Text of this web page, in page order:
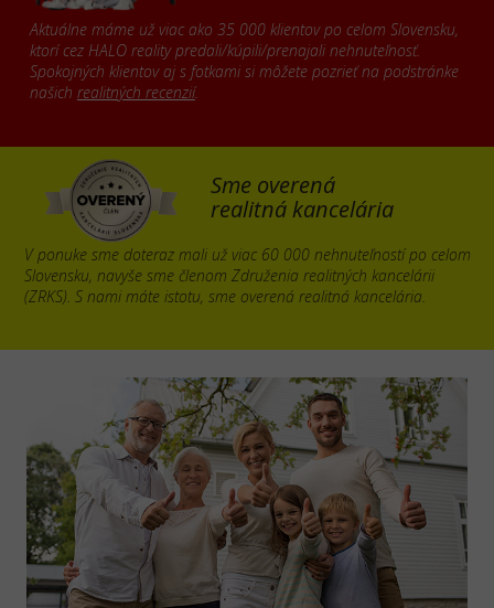
Aktuálne máme už viac ako 35 000 klientov po celom Slovensku,
ktorí cez HALO reality predali/kúpili/prenajali nehnuteľnosť.
Spokojných klientov aj s fotkami si môžete pozrieť na podstránke
našich realitných recenzií.
Sme overená
realitná kancelária
V ponuke sme doteraz mali už viac 60 000 nehnuteľností po celom
Slovensku, navyše sme členom Združenia realitných kancelárii
(ZRKS). S nami máte istotu, sme overená realitná kancelária.